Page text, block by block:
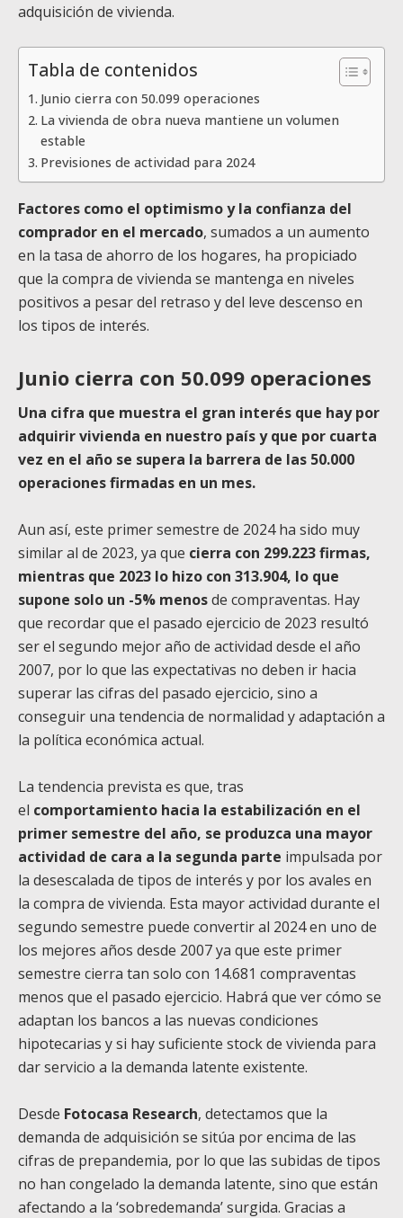
adquisición de vivienda.
Tabla de contenidos
Junio cierra con 50.099 operaciones
La vivienda de obra nueva mantiene un volumen
estable
Previsiones de actividad para 2024
Factores como el optimismo y la confianza del
comprador en el mercado, sumados a un aumento
en la tasa de ahorro de los hogares, ha propiciado
que la compra de vivienda se mantenga en niveles
positivos a pesar del retraso y del leve descenso en
los tipos de interés.
Junio cierra con 50.099 operaciones
Una cifra que muestra el gran interés que hay por
adquirir vivienda en nuestro país y que por cuarta
vez en el año se supera la barrera de las 50.000
operaciones firmadas en un mes.
Aun así, este primer semestre de 2024 ha sido muy
similar al de 2023, ya que cierra con 299.223 firmas,
mientras que 2023 lo hizo con 313.904, lo que
supone solo un -5% menosde compraventas. Hay
que recordar que el pasado ejercicio de 2023 resultó
ser el segundo mejor año de actividad desde el año
2007, por lo que las expectativas no deben ir hacia
superar las cifras del pasado ejercicio, sino a
conseguir una tendencia de normalidad y adaptación a
la política económica actual.
La tendencia prevista es que, tras
el comportamiento hacia la estabilización en el
primer semestre del año, se produzca una mayor
actividad de cara a la segunda parte impulsada por
la desescalada de tipos de interés y por los avales en
la compra de vivienda. Esta mayor actividad durante el
segundo semestre puede convertir al 2024 en uno de
los mejores años desde 2007 ya que este primer
semestre cierra tan solo con 14.681 compraventas
menos que el pasado ejercicio. Habrá que ver cómo se
adaptan los bancos a las nuevas condiciones
hipotecarias y si hay suficiente stock de vivienda para
dar servicio a la demanda latente existente.
Desde Fotocasa Research, detectamos que la
demanda de adquisición se sitúa por encima de las
cifras de prepandemia, por lo que las subidas de tipos
no han congelado la demanda latente, sino que están
afectando a la ‘sobredemanda’ surgida. Gracias a